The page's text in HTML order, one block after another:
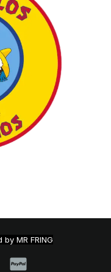
MR FRING